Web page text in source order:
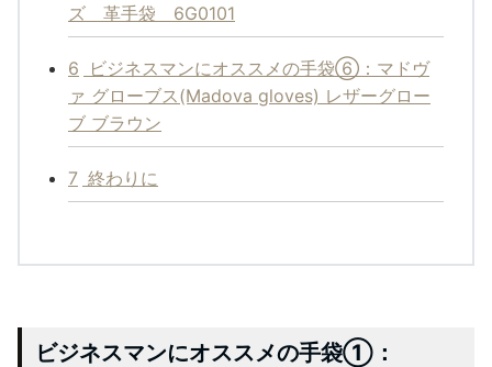
ズ 革手袋 6G0101
6
ビジネスマンにオススメの手袋⑥：マドヴ
ァ グローブス(Madova gloves) レザーグロー
ブ ブラウン
7 終わりに
ビジネスマンにオススメの手袋①：